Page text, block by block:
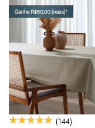
(144)